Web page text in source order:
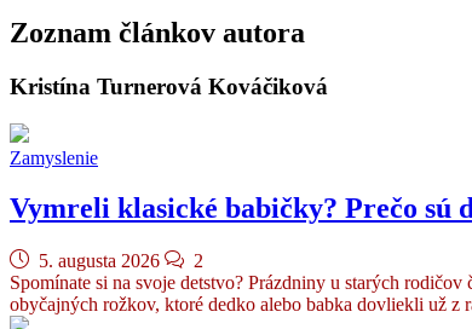
Zoznam článkov autora
Kristína Turnerová Kováčiková
Zamyslenie
Vymreli klasické babičky? Prečo sú
5. augusta 2026
2
Spomínate si na svoje detstvo? Prázdniny u starých
obyčajných rožkov, ktoré dedko alebo babka dovliekli už z